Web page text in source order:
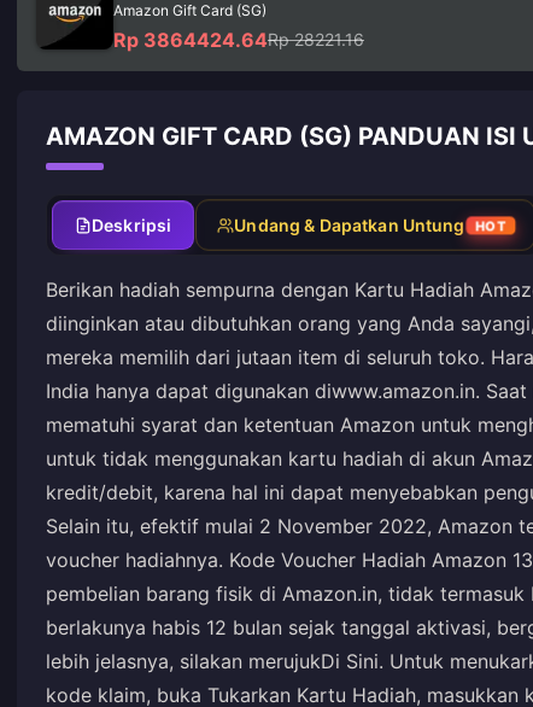
Amazon Gift Card (SG)
Rp 3864424.64Rp 28221.16
AMAZON GIFT CARD (SG) PANDUAN ISI
Deskripsi Undang & Dapatkan Untung HOT
Berikan hadiah sempurna dengan Kartu Hadiah
diinginkan atau dibutuhkan orang yang Anda
mereka memilih dari jutaan item di seluruh toko.
India hanya dapat digunakan diwww.amazon.in.
mematuhi syarat dan ketentuan Amazon untuk
untuk tidak menggunakan kartu hadiah di akun
kredit/debit, karena hal ini dapat menyebabkan
Selain itu, efektif mulai 2 November 2022, Amazon
voucher hadiahnya. Kode Voucher Hadiah Amazon
pembelian barang fisik di Amazon.in, tidak
berlakunya habis 12 bulan sejak tanggal aktivasi,
lebih jelasnya, silakan merujukDi Sini. Untuk
kode klaim, buka Tukarkan Kartu Hadiah,